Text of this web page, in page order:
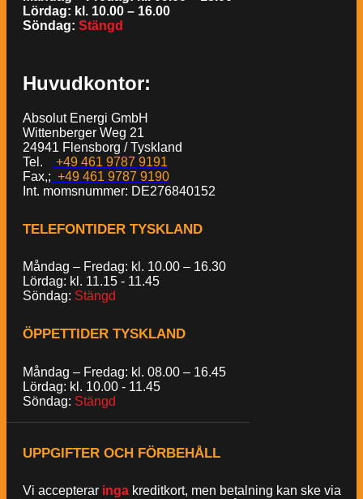
Lördag: kl. 10.00 – 16.00
Söndag: Stängd
Huvudkontor:
Absolut Energi GmbH
Wittenberger Weg 21
24941 Flensborg / Tyskland
Tel.
+49 461 9787 9191
Fax,; +49 461 9787 9190
Int. momsnummer: DE276840152
TELEFONTIDER TYSKLAND
Måndag – Fredag: kl. 10.00 – 16.30
Lördag: kl. 11.15 - 11.45
Söndag: Stängd
ÖPPETTIDER TYSKLAND
Måndag – Fredag: kl. 08.00 – 16.45
Lördag: kl. 10.00 - 11.45
Söndag: Stängd
UPPGIFTER OCH FÖRBEHÅLL
Vi accepterar inga kreditkort, men betalning kan ske via